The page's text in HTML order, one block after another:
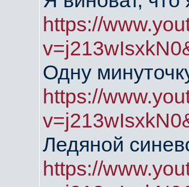
https://
Одну
https://
Ледяной
https://